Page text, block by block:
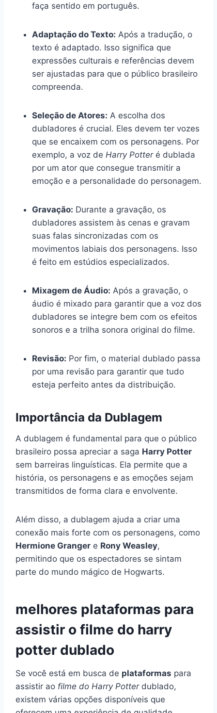
faça sentido em português.
Adaptação do Texto: Após a tradução, o
texto é adaptado. Isso significa que
expressões culturais e referências devem
ser ajustadas para que o público brasileiro
compreenda.
Seleção de Atores: A escolha dos
dubladores é crucial. Eles devem ter vozes
que se encaixem com os personagens. Por
exemplo, a voz de Harry Potteré dublada
por um ator que consegue transmitir a
emoção e a personalidade do personagem.
Gravação: Durante a gravação, os
dubladores assistem às cenas e gravam
suas falas sincronizadas com os
movimentos labiais dos personagens. Isso
é feito em estúdios especializados.
Mixagem de Áudio: Após a gravação, o
áudio é mixado para garantir que a voz dos
dubladores se integre bem com os efeitos
sonoros e a trilha sonora original do filme.
Revisão: Por fim, o material dublado passa
por uma revisão para garantir que tudo
esteja perfeito antes da distribuição.
Importância da Dublagem
A dublagem é fundamental para que o público
brasileiro possa apreciar a saga Harry Potter
sem barreiras linguísticas. Ela permite que a
história, os personagens e as emoções sejam
transmitidos de forma clara e envolvente.
Além disso, a dublagem ajuda a criar uma
conexão mais forte com os personagens, como
Hermione Granger e Rony Weasley,
permitindo que os espectadores se sintam
parte do mundo mágico de Hogwarts.
melhores plataformas para
assistir o filme do harry
potter dublado
Se você está em busca de plataformas para
assistir ao filme do Harry Potterdublado,
existem várias opções disponíveis que